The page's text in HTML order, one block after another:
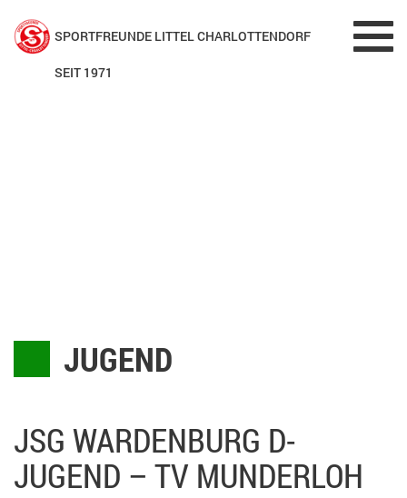
SPORTFREUNDE LITTEL CHARLOTTENDORF
SEIT 1971
JUGEND
JSG WARDENBURG D-
JUGEND – TV MUNDERLOH